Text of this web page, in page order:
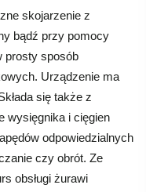
skojarzenie z
bądź przy pomocy
prosty sposób
Urządzenie ma
się także z
wysięgnika i cięgien
odpowiedzialnych
czy obrót. Ze
obsługi żurawi